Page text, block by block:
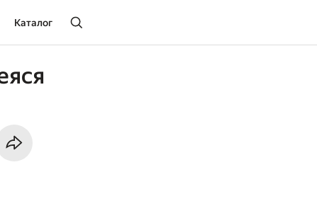
Каталог